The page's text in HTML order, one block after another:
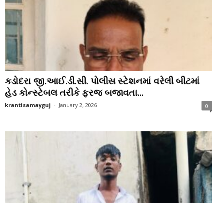
કડોદરા જી.આઈ.ડી.સી. પોલીસ સ્ટેશનમાં વરેલી બીટમાં
હેડ કોન્સ્ટેબલ તરીકે ફરજ બજાવતા...
krantisamayguj - January 2, 2026 0